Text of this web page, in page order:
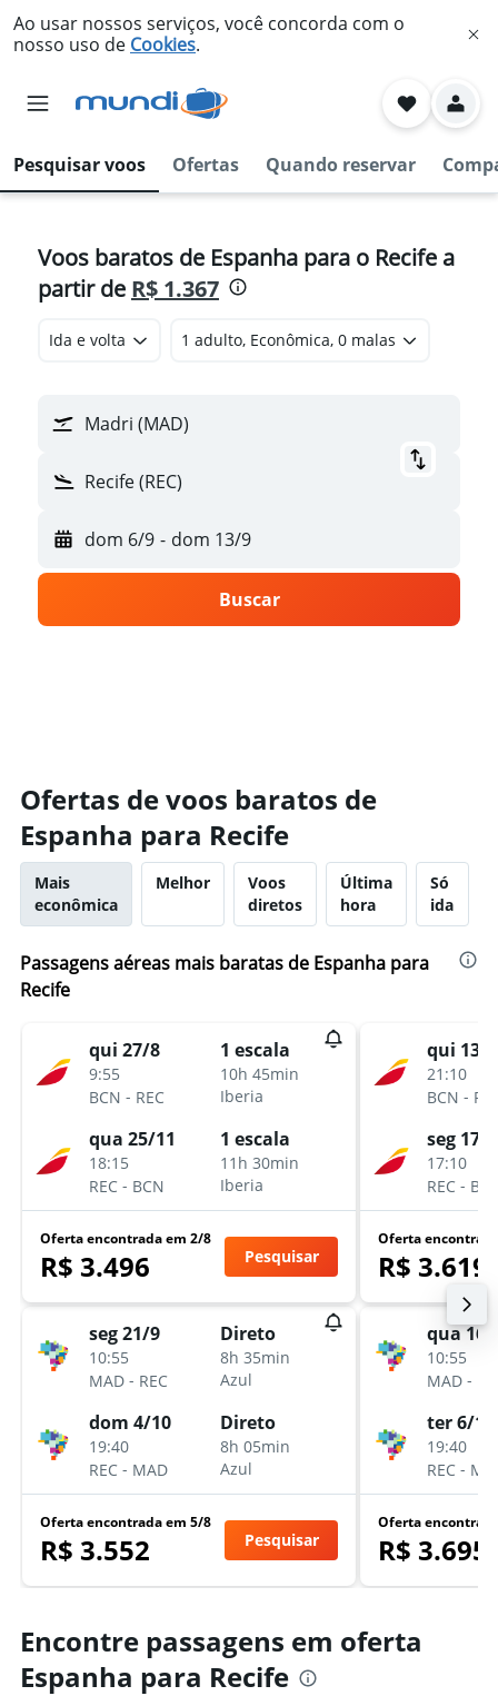
Ao usar nossos serviços, você concorda com o
nosso uso de Cookies.
Pesquisar voos Ofertas Quando reservar
Voos baratos de Espanha para o Recife a
partir de R$ 1.367
Ida e volta 1 adulto, Econômica, 0 malas
Madri (MAD)
Recife (REC)
dom 6/9 - dom 13/9
Buscar
Ofertas de voos baratos de
Espanha para Recife
Mais
econômica
Melhor
Voos
diretos
Última
hora
Só
ida
Passagens aéreas mais baratas de Espanha para
Recife
qui 27/8
9:55
BCN - REC
1 escala
10h 45min
Iberia
qua 25/11
18:15
REC - BCN
1 escala
11h 30min
Iberia
Oferta encontrada em 2/8
R$ 3.496 Pesquisar
seg 21/9
10:55
MAD - REC
Direto
8h 35min
Azul
dom 4/10
19:40
REC - MAD
Direto
8h 05min
Azul
Oferta encontrada em 5/8
R$ 3.552 Pesquisar
qui 13/8
21:10
BCN -
seg 17/8
17:10
REC -
Oferta
R$ 3.619
qua 16/
10:55
MAD -
ter 6/10
19:40
REC -
Oferta
R$ 3.695
Encontre passagens em oferta
Espanha para Recife